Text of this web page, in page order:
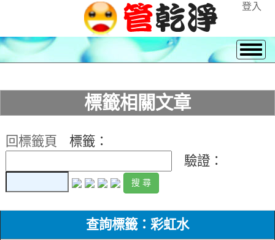
登入
標籤相關文章
回標籤頁
標籤：
驗證：
查詢標籤：彩虹水